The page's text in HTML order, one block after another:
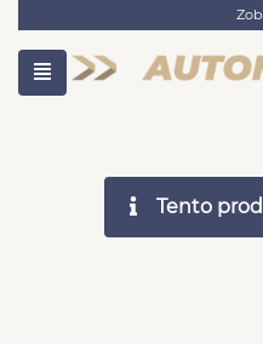
Tento